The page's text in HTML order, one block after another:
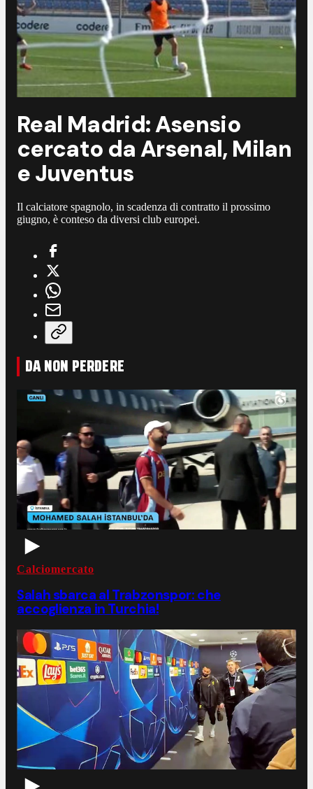
Real Madrid: Asensio
cercato da Arsenal, Milan
e Juventus
Il calciatore spagnolo, in scadenza di contratto il prossimo
giugno, è conteso da diversi club europei.
DA NON PERDERE
Calciomercato
Salah sbarca al Trabzonspor: che
accoglienza in Turchia!